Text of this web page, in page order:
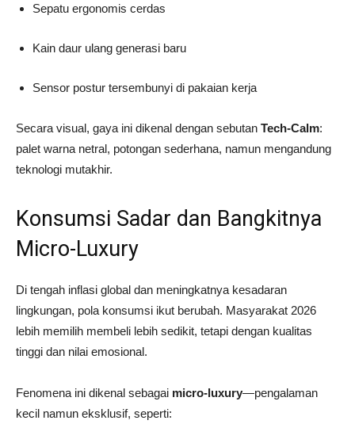
Sepatu ergonomis cerdas
Kain daur ulang generasi baru
Sensor postur tersembunyi di pakaian kerja
Secara visual, gaya ini dikenal dengan sebutan Tech-Calm:
palet warna netral, potongan sederhana, namun mengandung
teknologi mutakhir.
Konsumsi Sadar dan Bangkitnya
Micro-Luxury
Di tengah inflasi global dan meningkatnya kesadaran
lingkungan, pola konsumsi ikut berubah. Masyarakat 2026
lebih memilih membeli lebih sedikit, tetapi dengan kualitas
tinggi dan nilai emosional.
Fenomena ini dikenal sebagai micro-luxury—pengalaman
kecil namun eksklusif, seperti: